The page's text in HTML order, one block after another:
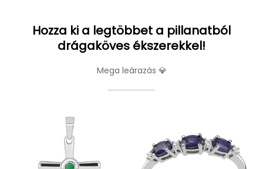
Hozza ki a legtöbbet a pillanatból
drágaköves ékszerekkel!
Mega leárazás 💎